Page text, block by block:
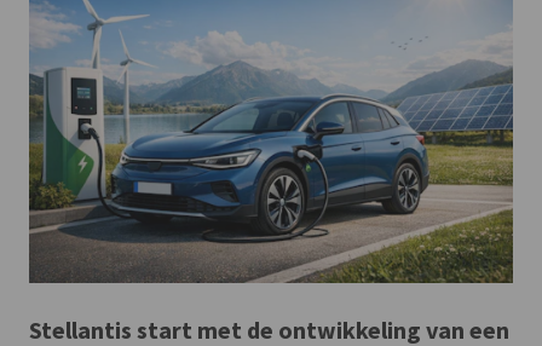
Stellantis start met de ontwikkeling van een